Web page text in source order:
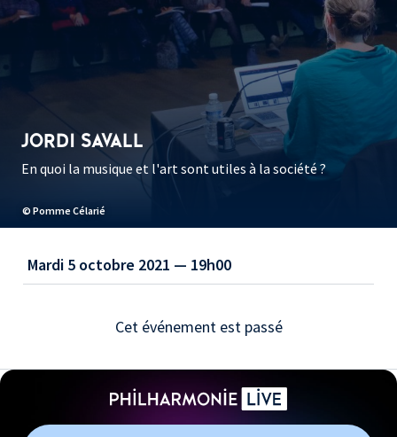
© Pomme Célarié
JORDI SAVALL
En quoi la musique et l'art sont utiles à la société ?
Mardi 5 octobre 2021 — 19h00
Cet événement est passé